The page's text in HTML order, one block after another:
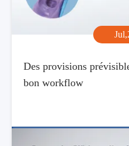
Des provisions
bon workflow